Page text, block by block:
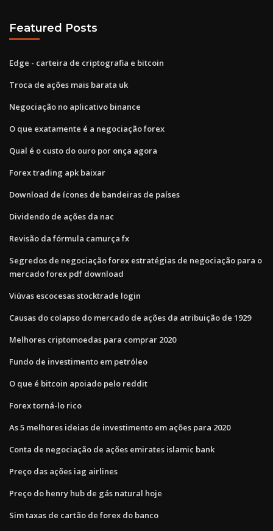
Featured Posts
Edge - carteira de criptografia e bitcoin
Troca de ações mais barata uk
Negociação no aplicativo binance
O que exatamente é a negociação forex
Qual é o custo do ouro por onça agora
Forex trading apk baixar
Download de ícones de bandeiras de países
Dividendo de ações da nac
Revisão da fórmula camurça fx
Segredos de negociação forex estratégias de negociação para o
mercado forex pdf download
Viúvas escocesas stocktrade login
Causas do colapso do mercado de ações da atribuição de 1929
Melhores criptomoedas para comprar 2020
Fundo de investimento em petróleo
O que é bitcoin apoiado pelo reddit
Forex torná-lo rico
As 5 melhores ideias de investimento em ações para 2020
Conta de negociação de ações emirates islamic bank
Preço das ações iag airlines
Preço do henry hub de gás natural hoje
Sim taxas de cartão de forex do banco